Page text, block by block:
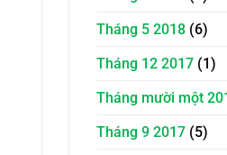
Tháng 5 2018 (6)
Tháng 12 2017 (1)
Tháng mười một
Tháng 9 2017 (5)